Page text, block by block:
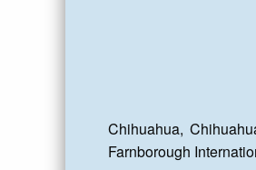
Chihuahua,
Farnborough